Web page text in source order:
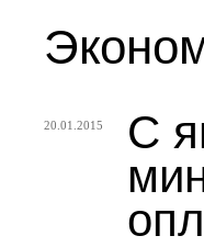
20.01.2015
С